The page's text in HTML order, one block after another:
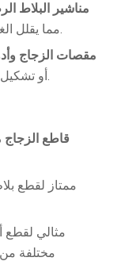
مناشير البلاط
مما يقلل الغبار ويمنع الزجاج من التسخين والتشقق.
مقصات الزجاج
أو تشكيل بلاط الزجاج لتصميمات محددة ومعقدة.
قاطع
مختلفة من